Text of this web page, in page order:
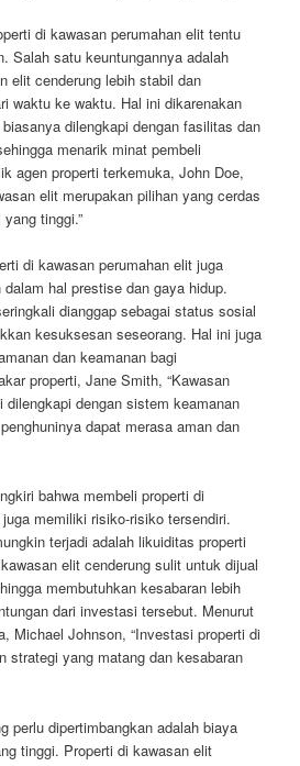
di kawasan perumahan elit tentu
Salah satu keuntungannya adalah
elit cenderung lebih stabil dan
waktu ke waktu. Hal ini dikarenakan
dilengkapi dengan fasilitas dan
menarik minat pembeli
agen properti terkemuka, John Doe,
elit merupakan pilihan yang cerdas
tinggi.”
di kawasan perumahan elit juga
hal prestise dan gaya hidup.
dianggap sebagai status sosial
kesuksesan seseorang. Hal ini juga
dan keamanan bagi
properti, Jane Smith, “Kawasan
dilengkapi dengan sistem keamanan
dapat merasa aman dan
bahwa membeli properti di
memiliki risiko-risiko tersendiri.
terjadi adalah likuiditas properti
elit cenderung sulit untuk dijual
membutuhkan kesabaran lebih
dari investasi tersebut. Menurut
Michael Johnson, “Investasi properti di
strategi yang matang dan kesabaran
perlu dipertimbangkan adalah biaya
tinggi. Properti di kawasan elit